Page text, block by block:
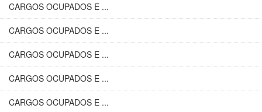
CARGOS OCUPADOS E ...
CARGOS OCUPADOS E ...
CARGOS OCUPADOS E ...
CARGOS OCUPADOS E ...
CARGOS OCUPADOS E ...